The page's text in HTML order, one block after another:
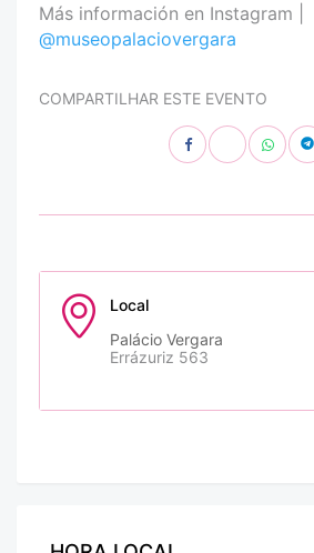
Más información en Instagram |
@museopalaciovergara
COMPARTILHAR ESTE EVENTO
Local
Palácio Vergara
Errázuriz 563